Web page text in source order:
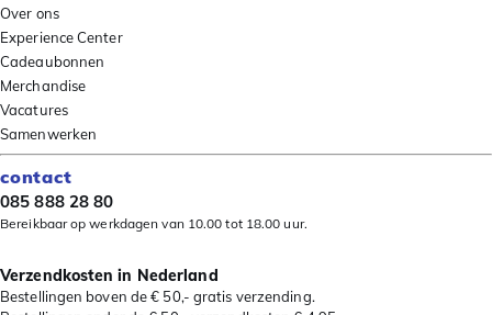
Over ons
Experience Center
Cadeaubonnen
Merchandise
Vacatures
Samenwerken
contact
085 888 28 80
Bereikbaar op werkdagen van 10.00 tot 18.00 uur.
Verzendkosten in Nederland
Bestellingen boven de € 50,- gratis verzending.